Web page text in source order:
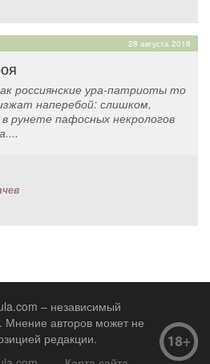
28 августа 2018
россиянские ура-патриоты то
наперебой: слишком,
рунете пафосных некрологов
– независимый
Мнение авторов может не
редакции.